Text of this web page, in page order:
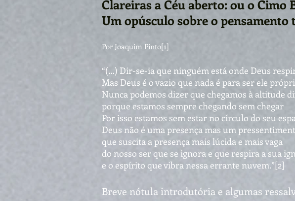
Clareiras a Céu aberto: ou o Cimo
Um opúsculo sobre o
Por Joaquim Pinto[1]
“(…) Dir-se-ia que ninguém está onde Deus
Mas Deus é o vazio que nada é para ser ele
Nunca podemos dizer que chegamos à altitude
porque estamos sempre chegando sem chegar
Por isso estamos sem estar no círculo do seu
Deus não é uma presença mas um
que suscita a presença mais lúcida e mais vaga
do nosso ser que se ignora e que respira a sua
e o espírito que vibra nessa errante nuvem.”[2]
Breve nótula introdutória e algumas